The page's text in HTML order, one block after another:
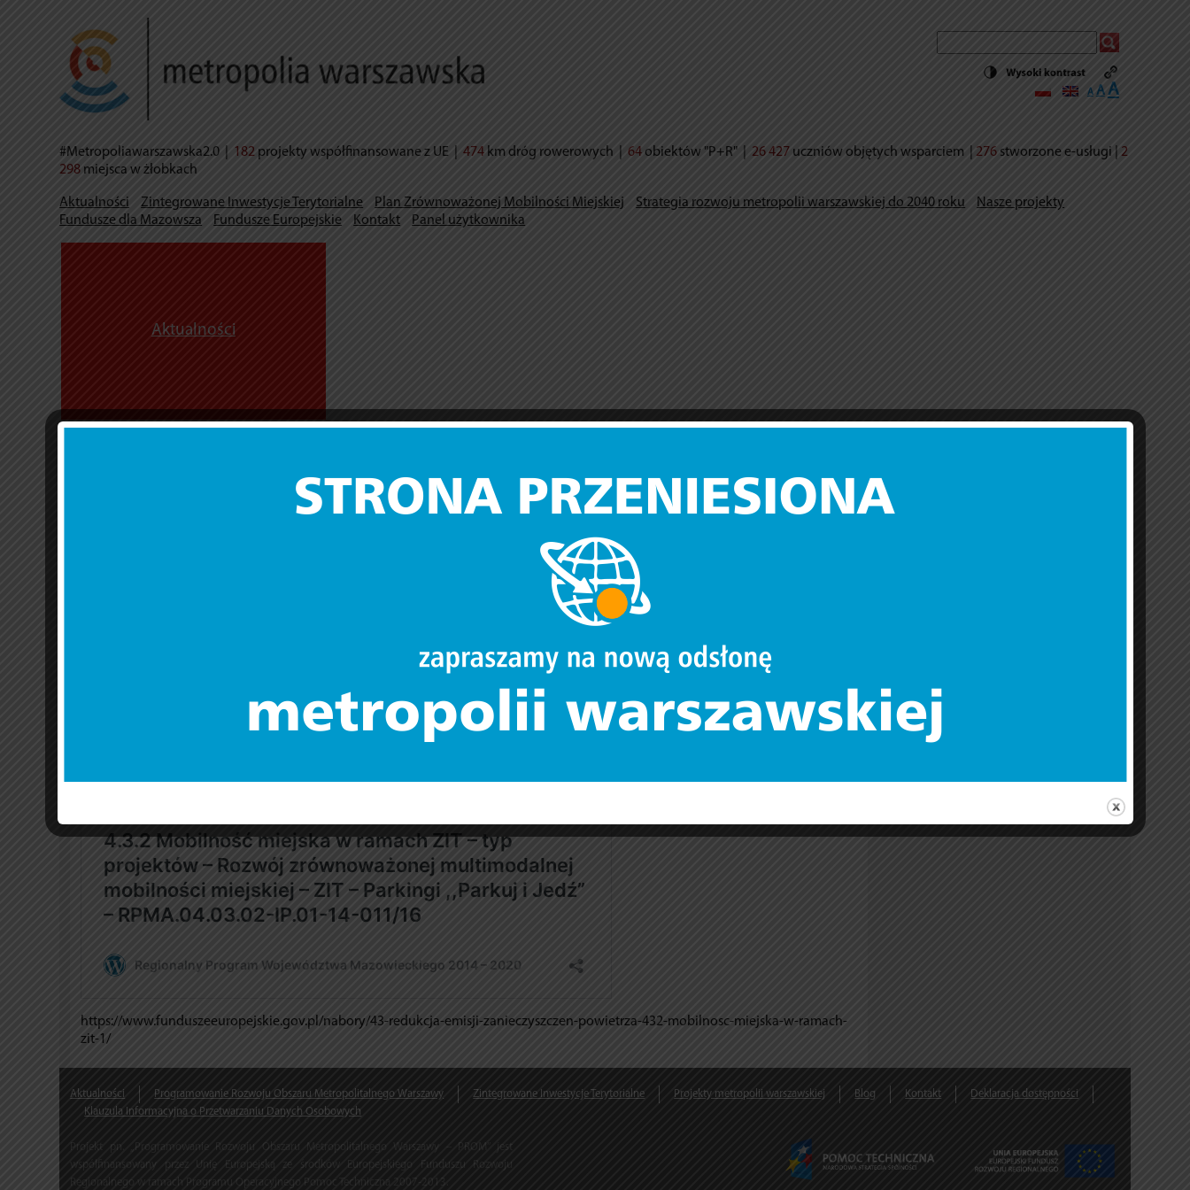
A
Decrease
font
A Reset
AIncrease
#Metropoliawarszawska2.0 182 projekty współfinansowane z UE |474 km dróg rowerowych 64 obiektów "P+R" |26 427 uczniów objętych wsparciem |276 stworzone e-usługi |2
298 miejsca w żłobkach
Aktualności Zintegrowane Inwestycje Terytorialne Plan Zrównoważonej Mobilności Miejskiej Strategia rozwoju metropolii warszawskiej do 2040 roku
Nasze projekty
Fundusze dla Mazowsza
Fundusze Europejskie Kontakt Panel użytkownika
Aktualności
Aktualny regulamin konkursu RPMA.04.03.02-IP.01-14-011/16
https://www.funduszeeuropejskie.gov.pl/nabory/43-redukcja-emisji-zanieczyszczen-powietrza-432-mobilnosc-miejska-w-ramach-
zit-1/
Autorzy
Czytaj opublikowane artykuły (1)
Aktualności Programowanie Rozwoju Obszaru Metropolitalnego Warszawy Zintegrowane Inwestycje Terytorialne Projekty metropolii warszawskiej Blog Kontakt
Deklaracja dostępności
Klauzula Informacyjna o Przetwarzaniu Danych Osobowych
Projekt pn. „Programowanie Rozwoju Obszaru Metropolitalnego Warszawy – PROM” jest
współfinansowany przez Unię Europejską ze środków Europejskiego Funduszu Rozwoju
Regionalnego w ramach Programu Operacyjnego Pomoc Techniczna 2007-2013.